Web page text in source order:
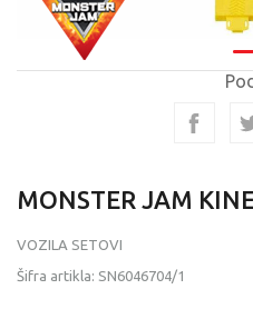
MONSTER JAM
VOZILA SETOVI
Šifra artikla: SN6046704/1